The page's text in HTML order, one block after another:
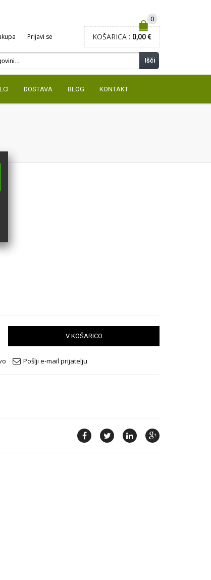
Prijavi se
Išči
0
KOŠARICA : 0,00 €
DOSTAVA BLOG KONTAKT
V KOŠARICO
Pošlji e-mail prijatelju